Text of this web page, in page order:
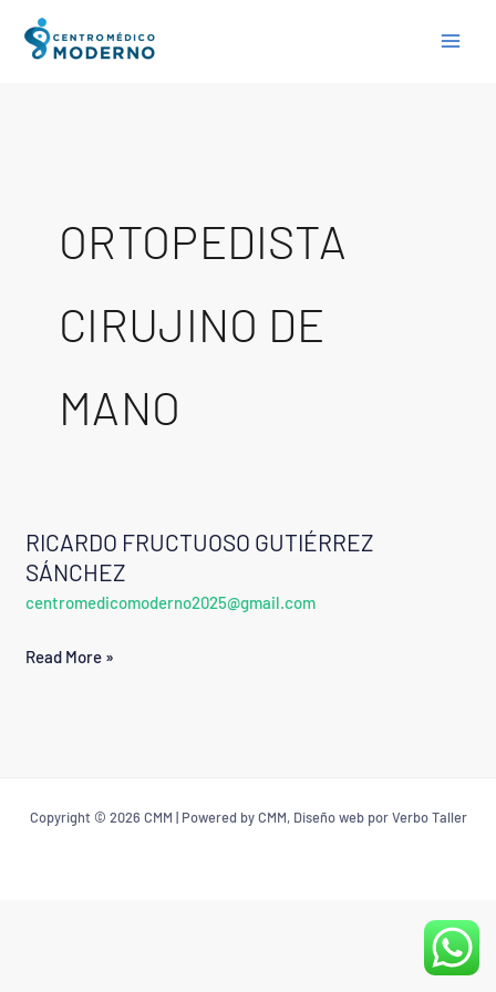
ORTOPEDISTA
CIRUJINO DE
MANO
RICARDO FRUCTUOSO GUTIÉRREZ
SÁNCHEZ
centromedicomoderno2025@gmail.com
RICARDO
FRUCTUOSO
GUTIÉRREZ
Read More »
Copyright © 2026 CMM | Powered by CMM, Diseño web por Verbo Taller